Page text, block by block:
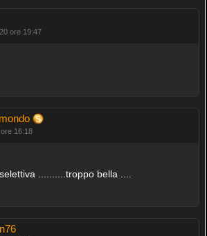
ore 19:47
16:18
..........troppo bella ....